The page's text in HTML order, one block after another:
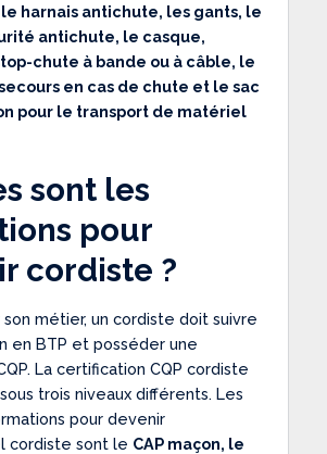
harnais antichute, les gants, le
antichute, le casque,
chute à bande ou à câble, le
en cas de chute et le sac
pour le transport de matériel
sont les
pour
cordiste ?
son métier, un cordiste doit suivre
en BTP et posséder une
La certification CQP cordiste
trois niveaux différents. Les
pour devenir
cordiste sont le CAP maçon, le